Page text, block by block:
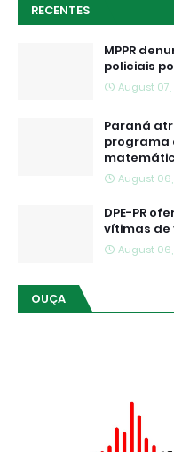
RECENTES
MPPR
policiais
August
Paraná
programa
August
DPE-PR
vítimas de
August
OUÇA